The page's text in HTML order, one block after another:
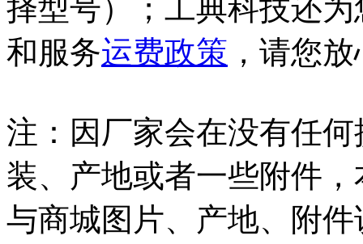
择型号）；工典科技还
和服务运费政策 ，请您
注：因厂家会在没有任
装、产地或者一些附件
与商城图片、产地、附